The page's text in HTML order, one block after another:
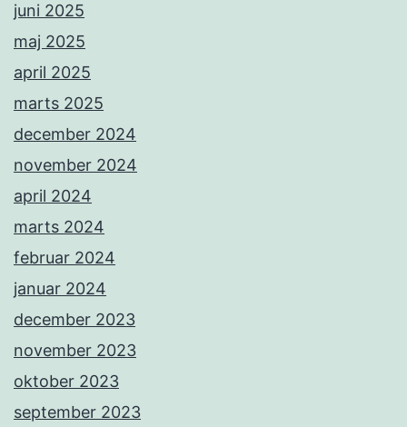
juni 2025
maj 2025
april 2025
marts 2025
december 2024
november 2024
april 2024
marts 2024
februar 2024
januar 2024
december 2023
november 2023
oktober 2023
september 2023